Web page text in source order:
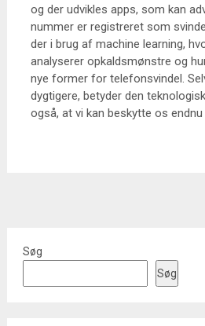
og der udvikles apps, som kan
nummer er registreret som
der i brug af machine learning,
analyserer opkaldsmønstre og
nye former for telefonsvindel.
dygtigere, betyder den
også, at vi kan beskytte os
Søg
Søg